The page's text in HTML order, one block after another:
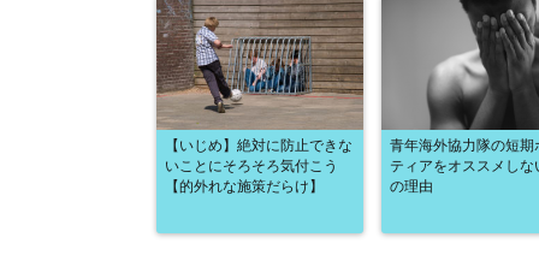
【いじめ】絶対に防止できな
いことにそろそろ気付こう
【的外れな施策だらけ】
青年海外協力隊の短期
ティアをオススメしな
の理由